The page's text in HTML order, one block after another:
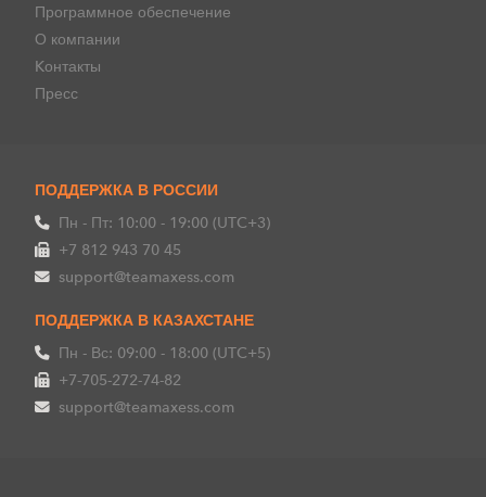
Программное обеспечение
О компании
Kонтакты
Пресс
ПОДДЕРЖКА В РОССИИ
Пн - Пт: 10:00 - 19:00 (UTC+3)
+7 812 943 70 45
support@teamaxess.com
ПОДДЕРЖКА В КАЗАХСТАНЕ
Пн - Вс: 09:00 - 18:00 (UTC+5)
+7-705-272-74-82
support@teamaxess.com